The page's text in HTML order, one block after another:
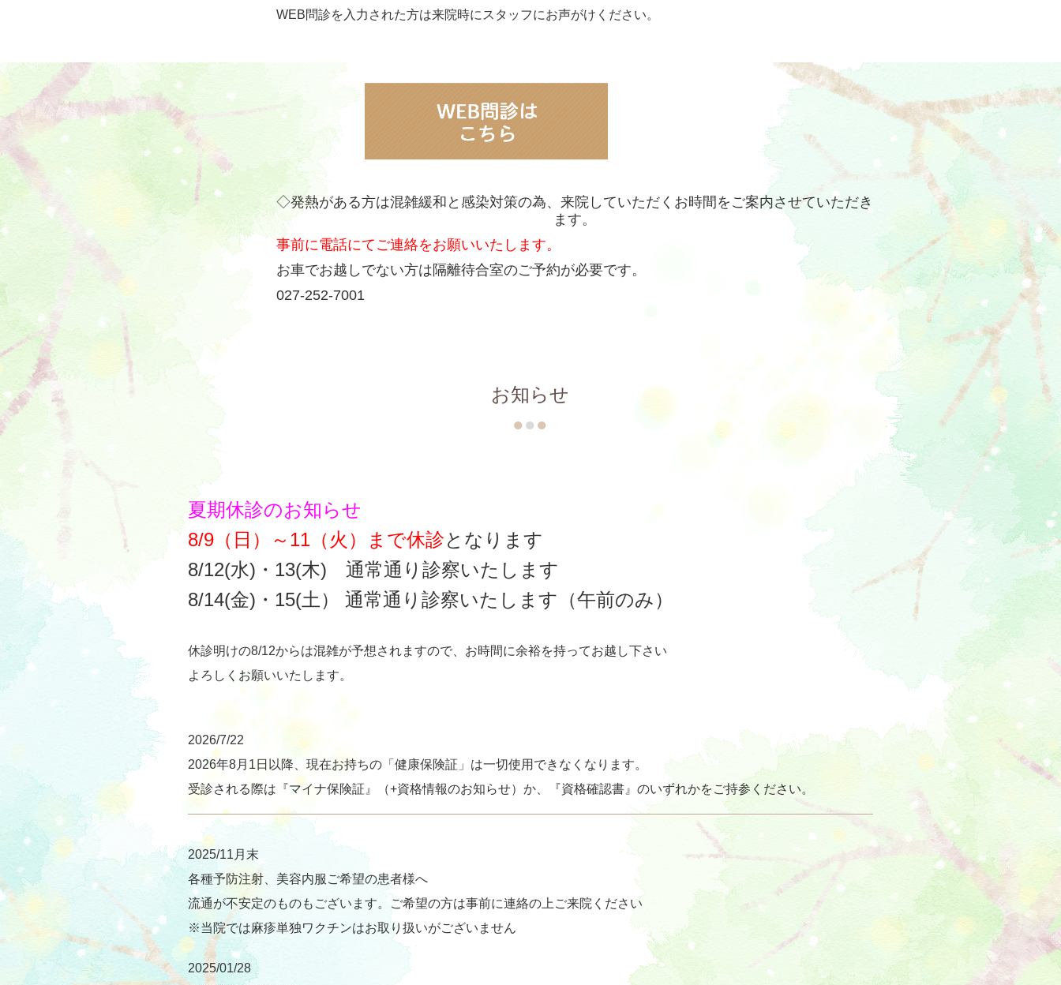
WEB問診を入力された方は来院時にスタッフにお声がけください。
◇発熱がある方は混雑緩和と感染対策の為、来院していただくお時間をご案内させていただき
ます。
事前に電話にてご連絡をお願いいたします。
お車でお越しでない方は隔離待合室のご予約が必要です。
027-252-7001
お知らせ
●●●
夏期休診のお知らせ
8/9（日）～11（火）まで休診となります
8/12(水)・ 13(木) 通常通り診察いたします
8/14(金)・ 15(土） 通常通り診察いたします（午前のみ）
休診明けの8/12からは混雑が予想されますので、お時間に余裕を持ってお越し下さい
よろしくお願いいたします。
2026/7/22
2026年8月1日以降、現在お持ちの「健康保険証」は一切使用できなくなります。
受診される際は『マイナ保険証』（+資格情報のお知らせ）か、『資格確認書』のいずれかをご持参ください。
2025/11月末
各種予防注射、美容内服ご希望の患者様へ
流通が不安定のものもございます。
ご希望の方は事前に連絡の上ご来院ください
※当院では麻疹単独ワクチンはお取り扱いがございません
2025/01/28